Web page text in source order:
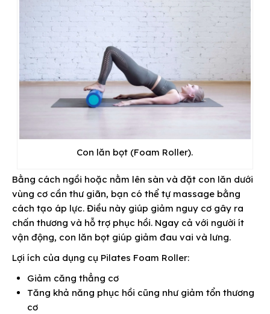
Con lăn bọt (Foam Roller).
Bằng cách ngồi hoặc nằm lên sàn và đặt con lăn dưới
vùng cơ cần thư giãn, bạn có thể tự massage bằng
cách tạo áp lực. Điều này giúp giảm nguy cơ gây ra
chấn thương và hỗ trợ phục hồi. Ngay cả với người ít
vận động, con lăn bọt giúp giảm đau vai và lưng.
Lợi ích của dụng cụ Pilates Foam Roller:
Giảm căng thẳng cơ
Tăng khả năng phục hồi cũng như giảm tổn thương
cơ